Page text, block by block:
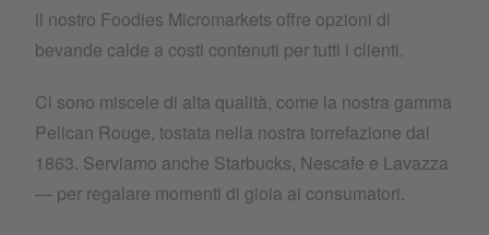
il nostro Foodies Micromarkets offre opzioni di
bevande calde a costi contenuti per tutti i clienti.
Ci sono miscele di alta qualità, come la nostra gamma
Pelican Rouge, tostata nella nostra torrefazione dal
1863. Serviamo anche Starbucks, Nescafe e Lavazza
— per regalare momenti di gioia ai consumatori.